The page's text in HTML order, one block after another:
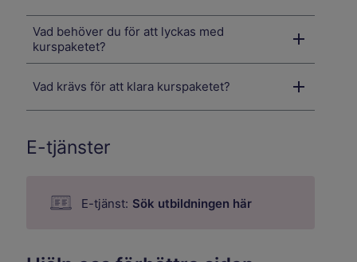
Vad behöver du för att lyckas med
kurspaketet?
Vad krävs för att klara kurspaketet?
E-tjänster
E-tjänst: Sök utbildningen här